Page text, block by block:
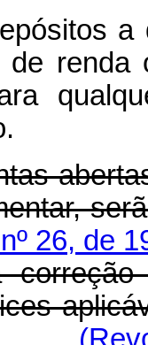
renda
26, de
correção